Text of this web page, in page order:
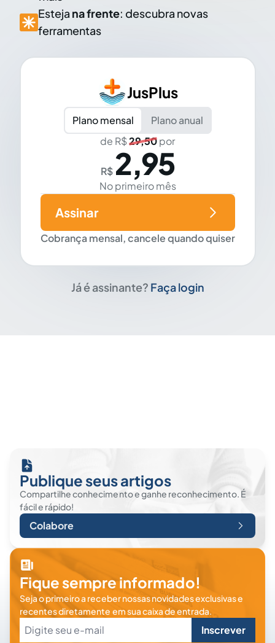
Esteja na frente: descubra novas
ferramentas
JusPlus
Plano mensal
Plano anual
de R$29,50por
R$ 2,95
No primeiro mês
Cobrança mensal, cancele quando quiser
Assinar
Já é assinante? Faça login
Publique seus artigos
Compartilhe conhecimento e ganhe reconhecimento. É
fácil e rápido!
Colabore
Fique sempre informado!
Seja o primeiro a receber nossas novidades exclusivas e
recentes diretamente em sua caixa de entrada.
Inscrever